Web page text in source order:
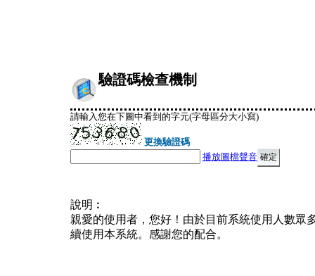
驗證碼檢查機制
請輸入您在下圖中看到的字元(字母區分大小寫)
更換驗證碼
播放圖檔聲音
說明︰
親愛的使用者，您好！由於目前系統使用人數眾
續使用本系統。感謝您的配合。